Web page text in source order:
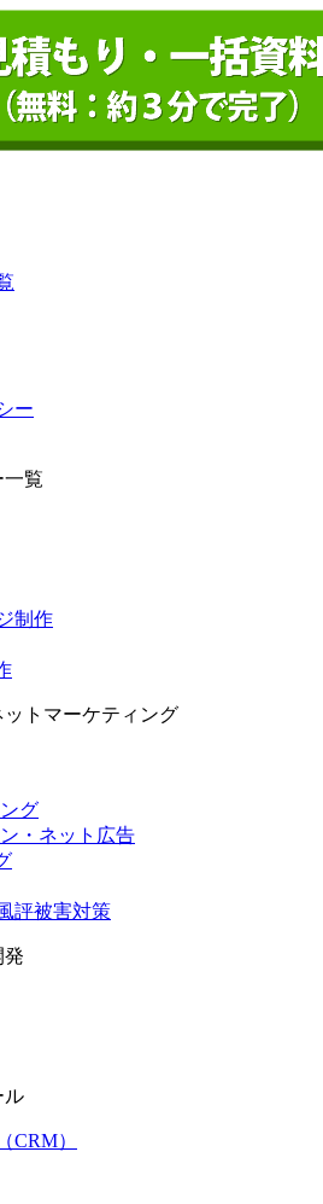
ー
覧
制作
トマーケティング
グ
・ネット広告
評被害対策
発
ル
CRM）